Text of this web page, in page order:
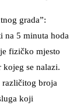
grada”:
na 5 minuta hoda
fizičko mjesto
se nalazi.
različitog broja
koji